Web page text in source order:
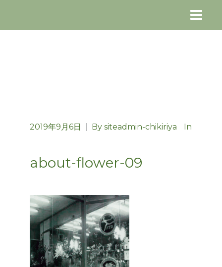
2019年9月6日 By siteadmin-chikiriya In
about-flower-09